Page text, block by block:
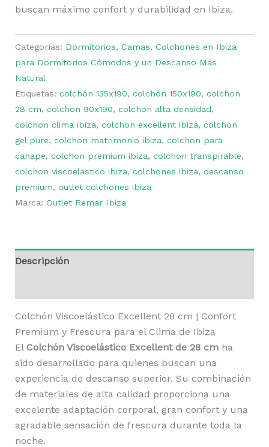
buscan máximo confort y durabilidad en Ibiza.
Categorías: Dormitorios, Camas, Colchones en Ibiza
para Dormitorios Cómodos y un Descanso Más
Natural
Etiquetas: colchón 135x190, colchón 150x190, colchon
28 cm, colchon 90x190, colchon alta densidad,
colchon clima ibiza, colchon excellent ibiza, colchon
gel pure, colchon matrimonio ibiza, colchon para
canape, colchon premium ibiza, colchon transpirable,
colchon viscoelastico ibiza, colchones ibiza, descanso
premium, outlet colchones ibiza
Marca: Outlet Remar Ibiza
Descripción
Colchón Viscoelástico Excellent 28 cm | Confort
Premium y Frescura para el Clima de Ibiza
El Colchón Viscoelástico Excellent de 28 cmha
sido desarrollado para quienes buscan una
experiencia de descanso superior. Su combinación
de materiales de alta calidad proporciona una
excelente adaptación corporal, gran confort y una
agradable sensación de frescura durante toda la
noche.